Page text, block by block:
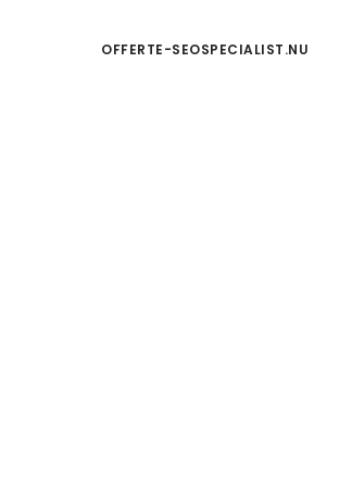
OFFERTE-SEOSPECIALIST.NU